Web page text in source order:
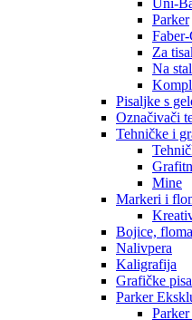
Uni-
Parker
Za
Na
Pisaljke s
Označivači
Tehničke i
Mine
Markeri i
Bojice,
Nalivpera
Kaligrafija
Grafičke
Parker